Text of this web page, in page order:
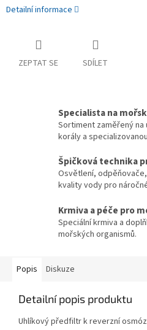
Detailní informace
ZEPTAT SE SDÍLET
Specialista na
Sortiment zaměřený
korály a
Špičková technika
Osvětlení,
kvality vody pro
Krmiva a péče pro
Speciální krmiva a
mořských organismů.
Popis Diskuze
Detailní popis produktu
Uhlíkový předfiltr k reverzní